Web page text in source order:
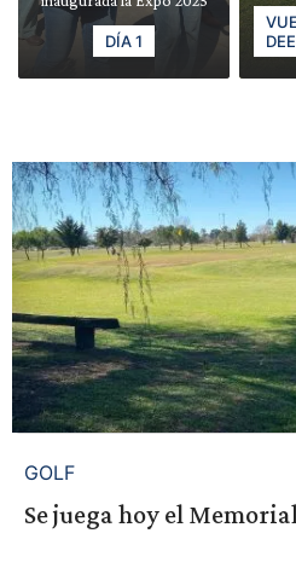
DÍA 1
GOLF
Se juega hoy el